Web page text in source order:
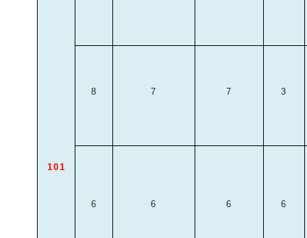
101
8 7 7 3
6 6 6 6